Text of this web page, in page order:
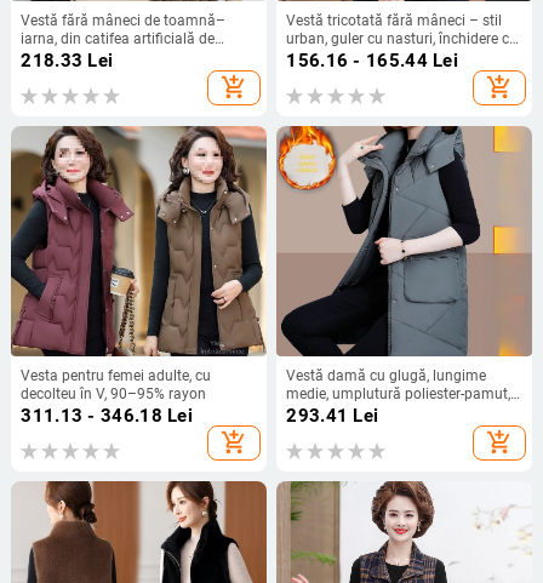
Vestă fără mâneci de toamnă–
iarna, din catifea artificială de
nurcă, pentru femei mature
218.33 Lei
add_shopping_cart
Vestă tricotată fără mâneci – stil
urban, guler cu nasturi, închidere cu
trei nasturi, poliester, lungime 50–
156.16 - 165.44Lei
add_shopping_cart
Vesta pentru femei adulte, cu
decolteu în V, 90–95% rayon
311.13 - 346.18 Lei
add_shopping_cart
Vestă damă cu glugă, lungime
medie, umplutură poliester-pamut,
croială lejeră, fermoar frontal, Iarna
293.41 Lei
add_shopping_cart